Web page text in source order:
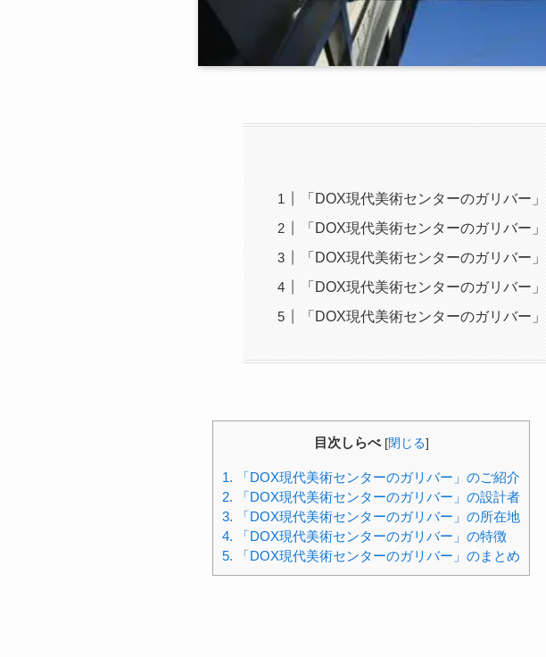
「DOX現代美術センターのガリバー
「DOX現代美術センターのガリバー
「DOX現代美術センターのガリバー
「DOX現代美術センターのガリバー
「DOX現代美術センターのガリバー
目次しらべ [閉じる]
1. 「DOX現代美術センターのガリバー」のご紹介
2. 「DOX現代美術センターのガリバー」の設計者
3. 「DOX現代美術センターのガリバー」の所在地
4. 「DOX現代美術センターのガリバー」の特徴
5. 「DOX現代美術センターのガリバー」のまとめ